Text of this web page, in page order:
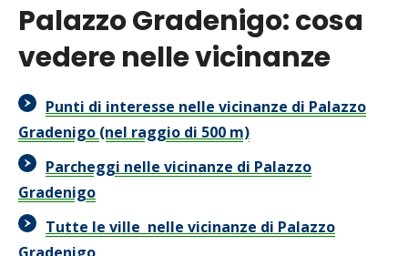
Palazzo Gradenigo: cosa
vedere nelle vicinanze
Punti di interesse nelle vicinanze di Palazzo
Gradenigo (nel raggio di 500 m)
Parcheggi nelle vicinanze di Palazzo
Gradenigo
Tutte le ville nelle vicinanze di Palazzo
Gradenigo